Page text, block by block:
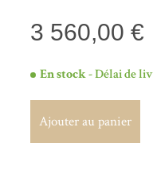
3 560,00 €
En stock- Délai de
Ajouter au panier
Ajouter au panier